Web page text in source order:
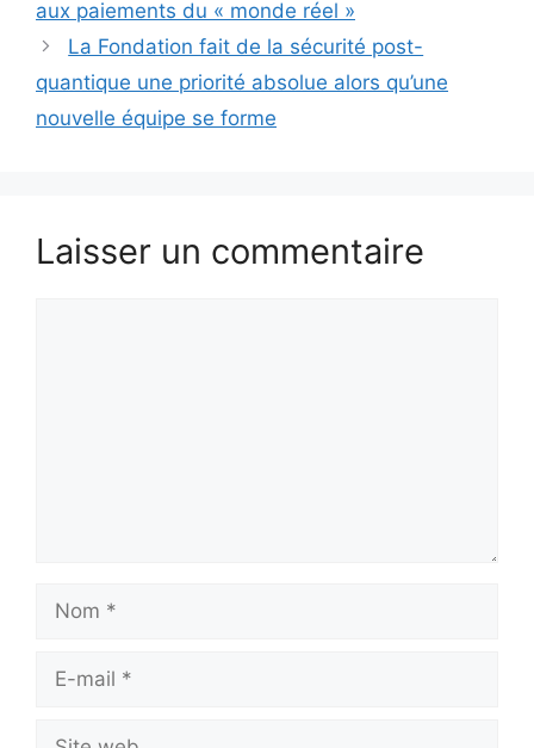
aux paiements du « monde réel »
La Fondation fait de la sécurité post-
quantique une priorité absolue alors qu’une
nouvelle équipe se forme
Laisser un commentaire
mail